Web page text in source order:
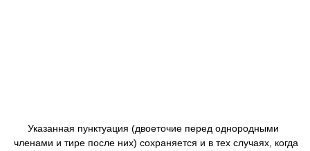
Указанная пунктуация (двоеточие перед однородными
членами и тире после них) сохраняется и в тех случаях, когда